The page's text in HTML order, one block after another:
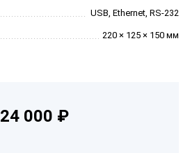
USB, Ethernet, RS-232
220 × 125 × 150 мм
24 000 ₽